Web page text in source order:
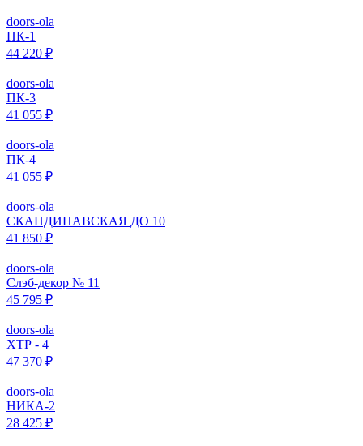
doors-ola
ПК-1
44 220 ₽
doors-ola
ПК-3
41 055 ₽
doors-ola
ПК-4
41 055 ₽
doors-ola
СКАНДИНАВСКАЯ ДО 10
41 850 ₽
doors-ola
Слэб-декор № 11
45 795 ₽
doors-ola
ХТР - 4
47 370 ₽
doors-ola
НИКА-2
28 425 ₽